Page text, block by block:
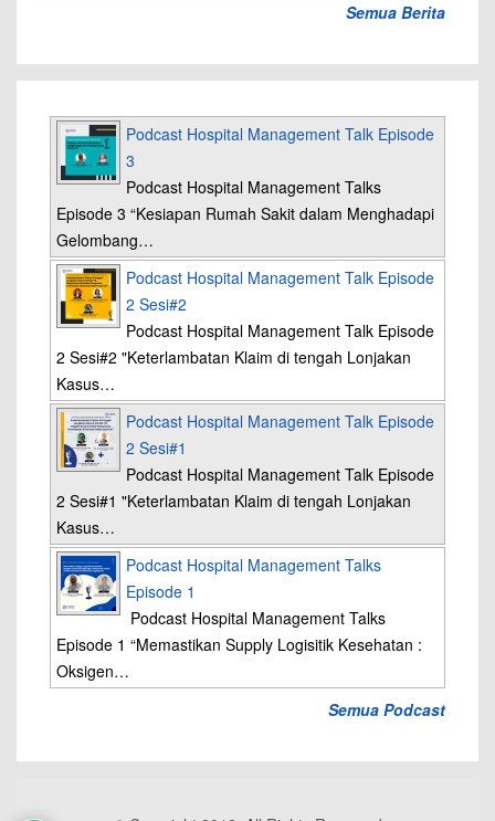
Semua Berita
Podcast Hospital Management Talk Episode
3
Podcast Hospital Management Talks
Episode 3 “Kesiapan Rumah Sakit dalam Menghadapi
Gelombang…
Podcast Hospital Management Talk Episode
2 Sesi#2
Podcast Hospital Management Talk Episode
2 Sesi#2 "Keterlambatan Klaim di tengah Lonjakan
Kasus…
Podcast Hospital Management Talk Episode
2 Sesi#1
Podcast Hospital Management Talk Episode
2 Sesi#1 "Keterlambatan Klaim di tengah Lonjakan
Kasus…
Podcast Hospital Management Talks
Episode 1
Podcast Hospital Management Talks
Episode 1 “Memastikan Supply Logisitik Kesehatan :
Oksigen…
Semua Podcast